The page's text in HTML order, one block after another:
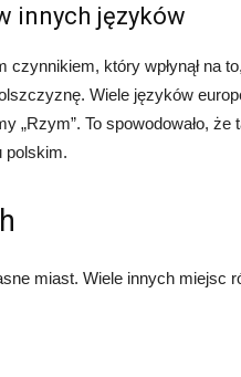
innych języków
czynnikiem, który wpłynął na
Wiele języków
To spowodowało, że
polskim.
miast. Wiele innych miejsc